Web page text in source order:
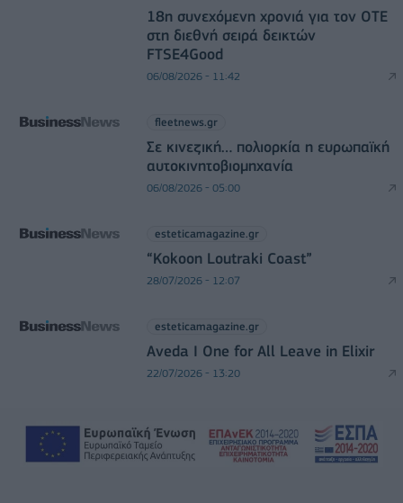
18η συνεχόμενη χρονιά για τον ΟΤΕ
στη διεθνή σειρά δεικτών
FTSE4Good
06/08/2026 - 11:42
fleetnews.gr
Σε κινεζική… πολιορκία η ευρωπαϊκή
αυτοκινητοβιομηχανία
06/08/2026 - 05:00
esteticamagazine.gr
“Kokoon Loutraki Coast”
28/07/2026 - 12:07
esteticamagazine.gr
Aveda I One for All Leave in Elixir
22/07/2026 - 13:20